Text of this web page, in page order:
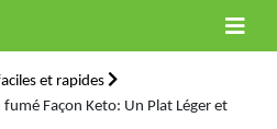
et rapides
Façon Keto: Un Plat Léger et